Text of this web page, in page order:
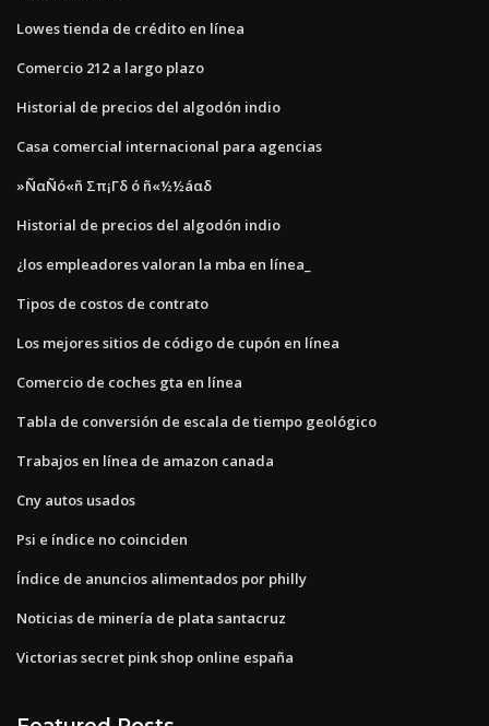
Lowes tienda de crédito en línea
Comercio 212 a largo plazo
Historial de precios del algodón indio
Casa comercial internacional para agencias
»ÑαÑó«ñ Σπ¡Γδ ó ñ«½½áαδ
Historial de precios del algodón indio
¿los empleadores valoran la mba en línea_
Tipos de costos de contrato
Los mejores sitios de código de cupón en línea
Comercio de coches gta en línea
Tabla de conversión de escala de tiempo geológico
Trabajos en línea de amazon canada
Cny autos usados
Psi e índice no coinciden
Índice de anuncios alimentados por philly
Noticias de minería de plata santacruz
Victorias secret pink shop online españa